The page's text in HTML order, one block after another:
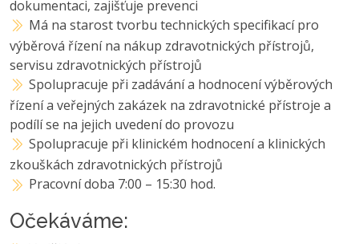
dokumentaci, zajišťuje prevenci
Má na starost tvorbu technických specifikací pro
výběrová řízení na nákup zdravotnických přístrojů,
servisu zdravotnických přístrojů
Spolupracuje při zadávání a hodnocení výběrových
řízení a veřejných zakázek na zdravotnické přístroje a
podílí se na jejich uvedení do provozu
Spolupracuje při klinickém hodnocení a klinických
zkouškách zdravotnických přístrojů
Pracovní doba 7:00 – 15:30 hod.
Očekáváme: